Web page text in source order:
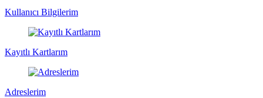
Kullanıcı Bilgilerim
Kayıtlı Kartlarım
Adreslerim